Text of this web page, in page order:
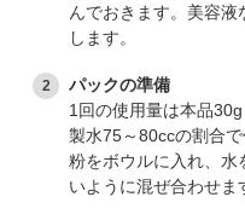
んでおきます。美容液
します。
パックの準備
1回の使用量は本品
製水75～80ccの割合で
粉をボウルに入れ、水
いように混ぜ合わせま